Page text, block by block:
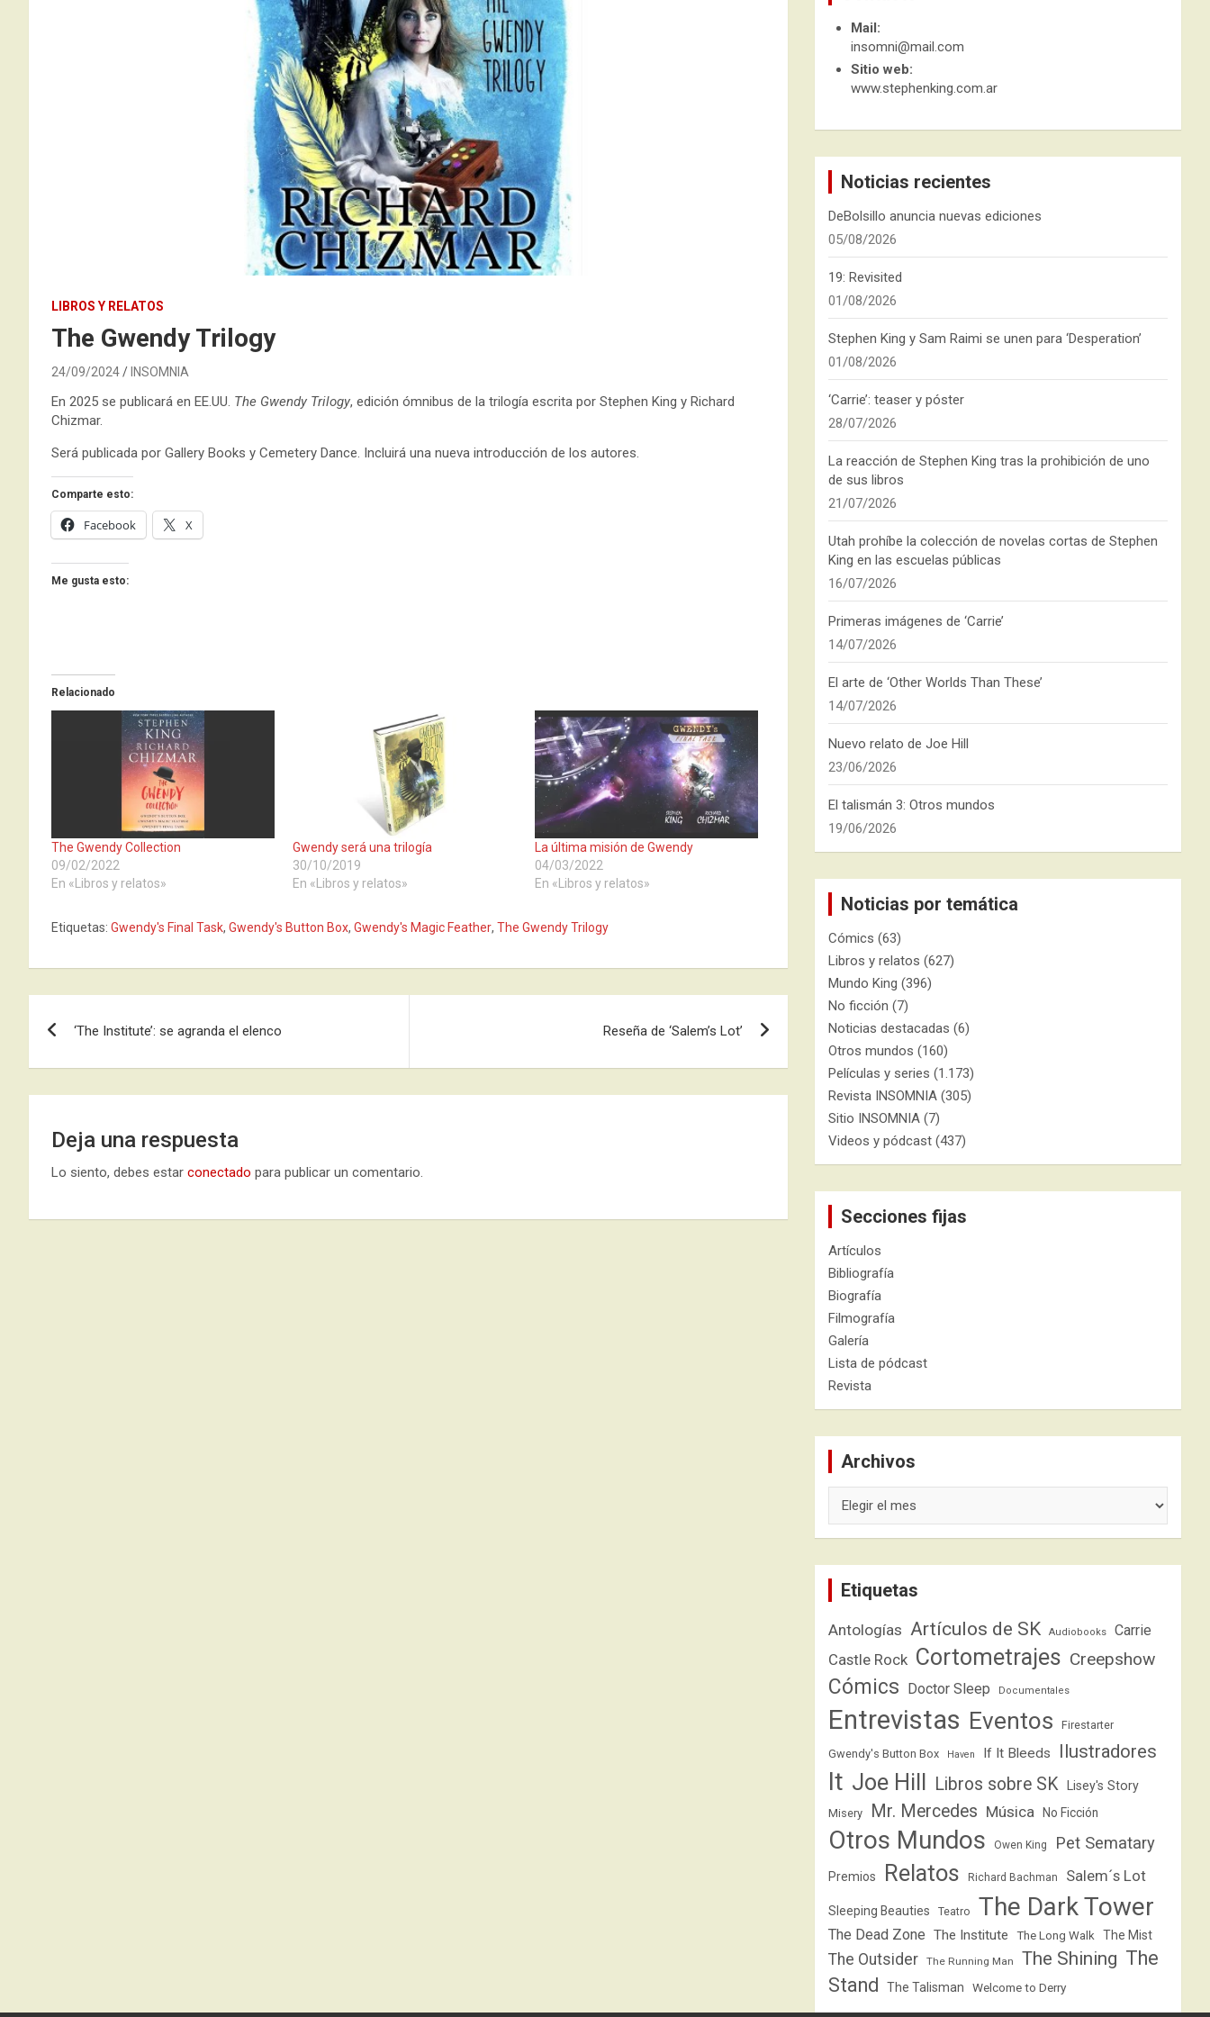
LIBROS Y RELATOS
The Gwendy Trilogy
24/09/2024 INSOMNIA
En 2025 se publicará en EE.UU. The Gwendy Trilogy, edición ómnibus de la trilogía escrita por Stephen King y Richard
Chizmar.
Será publicada por Gallery Books y Cemetery Dance. Incluirá una nueva introducción de los autores.
Comparte esto:
Facebook X
Me gusta esto:
Relacionado
The Gwendy Collection
09/02/2022
En «Libros y relatos»
Gwendy será una trilogía
30/10/2019
En «Libros y relatos»
La última misión de Gwendy
04/03/2022
En «Libros y relatos»
Etiquetas: Gwendy's Final Task, Gwendy's Button Box, Gwendy's Magic Feather, The Gwendy Trilogy
entradas
‘The Institute’: se agranda el elenco Reseña de ‘Salem’s Lot’
Deja una respuesta
Lo siento, debes estar conectado para publicar un comentario.
Mail:
insomni@mail.com
Sitio web:
www.stephenking.com.ar
Noticias recientes
DeBolsillo anuncia nuevas ediciones
05/08/2026
19: Revisited
01/08/2026
Stephen King y Sam Raimi se unen para ‘Desperation’
01/08/2026
‘Carrie’: teaser y póster
28/07/2026
La reacción de Stephen King tras la prohibición de uno
de sus libros
21/07/2026
Utah prohíbe la colección de novelas cortas de Stephen
King en las escuelas públicas
16/07/2026
Primeras imágenes de ‘Carrie’
14/07/2026
El arte de ‘Other Worlds Than These’
14/07/2026
Nuevo relato de Joe Hill
23/06/2026
El talismán 3: Otros mundos
19/06/2026
Noticias por temática
Cómics (63)
Libros y relatos (627)
Mundo King (396)
No ficción (7)
Noticias destacadas (6)
Otros mundos (160)
Películas y series (1.173)
Revista INSOMNIA (305)
Sitio INSOMNIA (7)
Videos y pódcast (437)
Secciones fijas
Artículos
Bibliografía
Biografía
Filmografía
Galería
Lista de pódcast
Revista
Archivos
Etiquetas
Antologías Artículos de SK Audiobooks Carrie
Castle Rock Cortometrajes Creepshow
Cómics Doctor Sleep Documentales
Entrevistas Eventos Firestarter
Gwendy's Button Box Haven If It Bleeds Ilustradores
It Joe Hill Libros sobre SK Lisey's Story
Misery Mr. Mercedes Música No Ficción
Otros Mundos Owen King Pet Sematary
Premios Relatos Richard Bachman Salem´s Lot
Sleeping Beauties Teatro The Dark Tower
The Dead Zone The Institute The Long Walk The Mist
The Outsider The Running Man The Shining The
Stand
The Talisman Welcome to Derry